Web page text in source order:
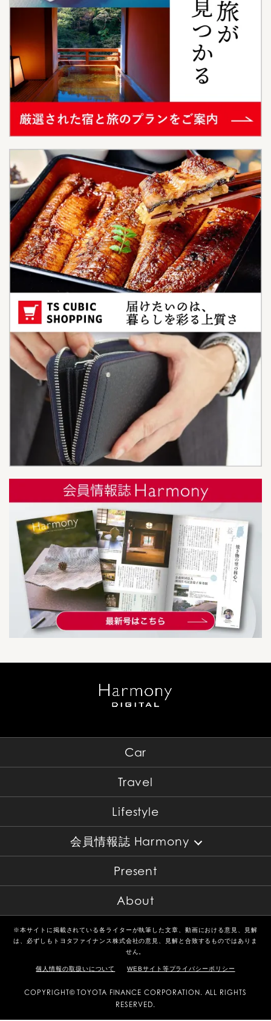
Car
Travel
Lifestyle
会員情報誌 Harmony
Present
About
※本サイトに掲載されている各ライターが執筆した文章、動画における意見、見解
は、必ずしもトヨタファイナンス株式会社の意見、見解と合致するものではありま
せん。
個人情報の取扱いについて WEBサイト等プライバシーポリシー
COPYRIGHT© TOYOTA FINANCE CORPORATION. ALL RIGHTS
RESERVED.